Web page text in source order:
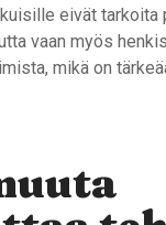
eivät tarkoita
vaan myös
mikä on